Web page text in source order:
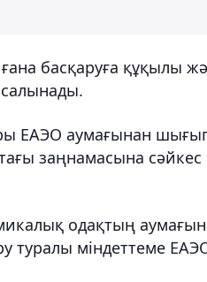
басқаруға құқылы
ЕАЭО аумағынан
заңнамасына сәйкес
одақтың
туралы міндеттеме